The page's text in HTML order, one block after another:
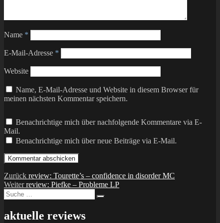
Name *
E-Mail-Adresse *
Website
Name, E-Mail-Adresse und Website in diesem Browser für
meinen nächsten Kommentar speichern.
Benachrichtige mich über nachfolgende Kommentare via E-
Mail.
Benachrichtige mich über neue Beiträge via E-Mail.
Beitragsnavigation
Zurück Vorheriger
Beitrag:
review: Tourette’s – confidence in disorder MC
Weiter Nächster
review: Piefke – Probleme LP
Suche
nach:
aktuelle reviews